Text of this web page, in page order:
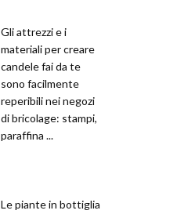
Gli attrezzi e i
materiali per creare
candele fai da te
sono facilmente
reperibili nei negozi
di bricolage: stampi,
paraffina ...
Le piante in bottiglia